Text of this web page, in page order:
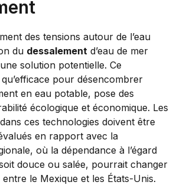
des tensions autour de l’eau
du dessalement d’eau de mer
solution potentielle. Ce
pour désencombrer
en eau potable, pose des
écologique et économique. Les
ces technologies doivent être
en rapport avec la
où la dépendance à l’égard
soit douce ou salée, pourrait changer
le Mexique et les États-Unis.